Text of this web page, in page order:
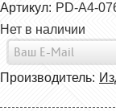
Артикул: PD-A4-
Нет в наличии
Производитель: